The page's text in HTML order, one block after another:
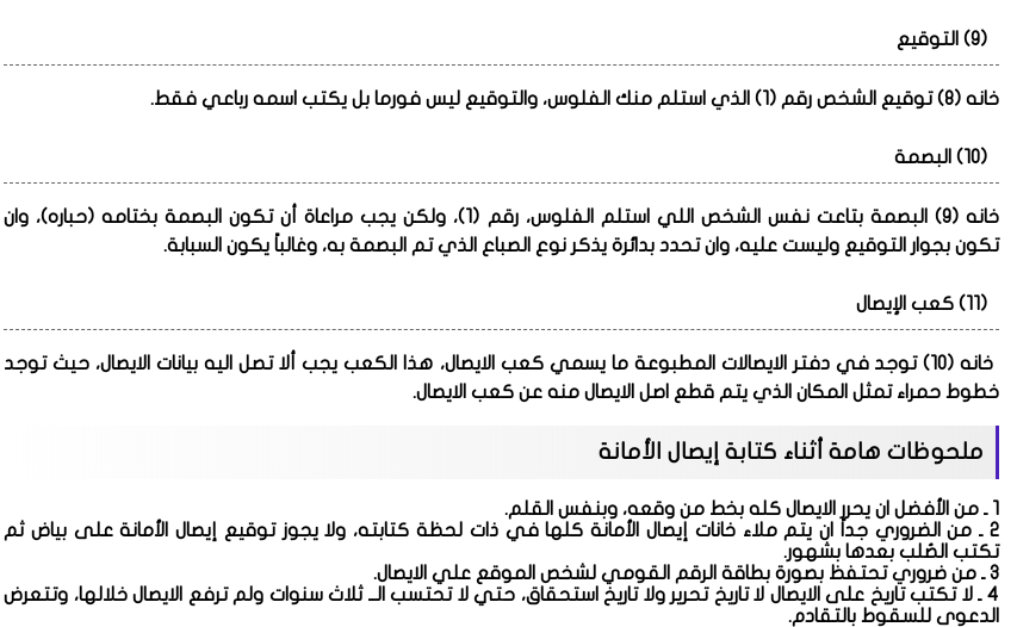
(9) التوقيع
خانه (8) توقيع الشخص رقم (1) الذي استلم منك الفلوس، والتوقيع ليس فورما بل يكتب اسمه رباعي فقط.
(10) البصمة
خانه (9) البصمة بتاعت نفس الشخص اللي استلم الفلوس، رقم (1)، ولكن يجب مراعاة أن تكون البصمة بختامه (حباره)، وان
تكون بجوار التوقيع وليست عليه، وان تحدد بدائرة يذكر نوع الصباع الذي تم البصمة به، وغالباً يكون السبابة.
(11) كعب الإيصال
خانه (10)
توجد في دفتر الايصالات المطبوعة ما يسمي كعب الايصال، هذا الكعب يجب ألا تصل اليه بيانات الايصال، حيث توجد
خطوط حمراء تمثل المكان الذي يتم قطع اصل الايصال منه عن كعب الايصال.
ملحوظات هامة أثناء كتابة إيصال الأمانة
1 ـ من الأفضل ان يحرر الايصال كله بخط من وقعه، وبنفس القلم.
2 ـ من الضروري جداً ان يتم ملاء خانات إيصال الأمانة كلها في ذات لحظة كتابته، ولا يجوز توقيع إيصال الأمانة على بياض ثم
تكتب الصُلب بعدها بشهور.
3 ـ من ضروري تحتفظ بصورة بطاقة الرقم القومي لشخص الموقع علي الايصال.
4 ـ لا تكتب تاريخ على الايصال لا تاريخ تحرير ولا تاريخ استحقاق، حتي لا تحتسب الــ ثلاث سنوات ولم ترفع الايصال خلالها، وتتعرض
الدعوى للسقوط بالتقادم.